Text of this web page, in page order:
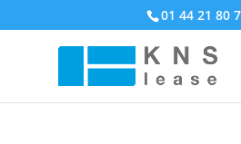
01 44 21 80